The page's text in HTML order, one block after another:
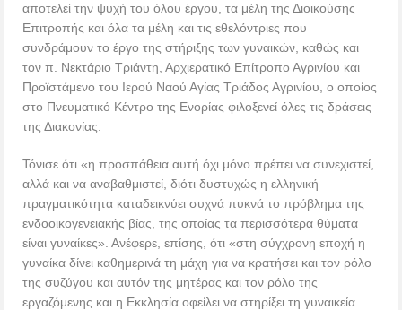
αποτελεί την ψυχή του όλου έργου, τα μέλη της Διοικούσης
Επιτροπής και όλα τα μέλη και τις εθελόντριες που
συνδράμουν το έργο της στήριξης των γυναικών, καθώς και
τον π. Νεκτάριο Τριάντη, Αρχιερατικό Επίτροπο Αγρινίου και
Προϊστάμενο του Ιερού Ναού Αγίας Τριάδος Αγρινίου, ο οποίος
στο Πνευματικό Κέντρο της Ενορίας φιλοξενεί όλες τις δράσεις
της Διακονίας.
Τόνισε ότι «η προσπάθεια αυτή όχι μόνο πρέπει να συνεχιστεί,
αλλά και να αναβαθμιστεί, διότι δυστυχώς η ελληνική
πραγματικότητα καταδεικνύει συχνά πυκνά το πρόβλημα της
ενδοοικογενειακής βίας, της οποίας τα περισσότερα θύματα
είναι γυναίκες». Ανέφερε, επίσης, ότι «στη σύγχρονη εποχή η
γυναίκα δίνει καθημερινά τη μάχη για να κρατήσει και τον ρόλο
της συζύγου και αυτόν της μητέρας και τον ρόλο της
εργαζόμενης και η Εκκλησία οφείλει να στηρίξει τη γυναικεία